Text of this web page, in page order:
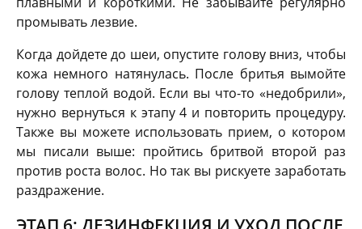
промывать лезвие.
Когда дойдете до шеи, опустите голову вниз, чтобы
кожа немного натянулась. После бритья вымойте
голову теплой водой. Если вы что-то «недобрили»,
нужно вернуться к этапу 4 и повторить процедуру.
Также вы можете использовать прием, о котором
мы писали выше: пройтись бритвой второй раз
против роста волос. Но так вы рискуете заработать
раздражение.